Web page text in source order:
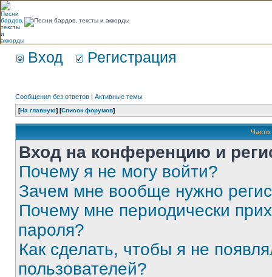
Вход Регистрация
Сообщения без ответов | Активные темы
[На главную] [Список форумов]
Вход на конференцию и
Почему я не могу войти?
Зачем мне вообще нужно
Почему мне периодически
пароля?
Как сделать, чтобы я не
пользователей?